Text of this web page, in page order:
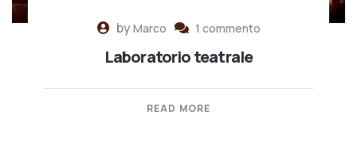
byMarco 1 commento
Laboratorio teatrale
READ MORE